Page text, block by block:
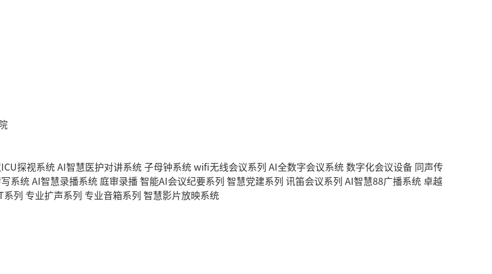
探视系统AI智慧医护对讲系统子母钟系统wifi无线会议系列 AI全数字会议系统数字化会议设备 同声传
系统AI智慧录播系统 庭审录播智能AI会议纪要系列 智慧党建系列 讯笛会议系列 AI智慧88广播系统卓越
系列 专业扩声系列 专业音箱系列 智慧影片放映系统